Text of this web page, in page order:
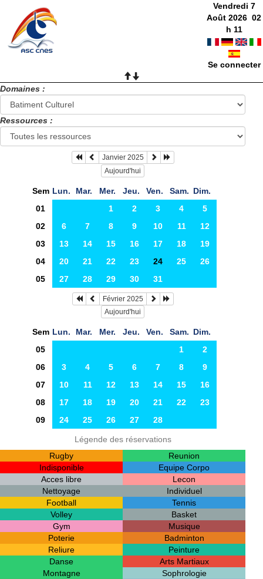
Vendredi 7
Août 2026 02
h 11
Se connecter
Domaines :
Ressources :
Janvier 2025
Aujourd'hui
Sem Lun. Mar. Mer. Jeu. Ven. Sam. Dim.
01
1 2 3 4
5
02
6 7 8 9 10 11
12
03
13 14 15 16 17 18
19
04
20 21 22 23 24 25
26
05
27 28 29 30 31
Février 2025
Aujourd'hui
Sem Lun. Mar. Mer. Jeu. Ven. Sam. Dim.
05
1
2
06
3 4 5 6 7 8
9
07
10 11 12 13 14 15
16
08
17 18 19 20 21 22
23
09
24 25 26 27 28
Légende des réservations
Rugby
Reunion
Indisponible
Equipe Corpo
Acces libre
Lecon
Nettoyage
Individuel
Football
Tennis
Volley
Basket
Gym
Musique
Poterie
Badminton
Reliure
Peinture
Danse
Arts Martiaux
Montagne
Sophrologie